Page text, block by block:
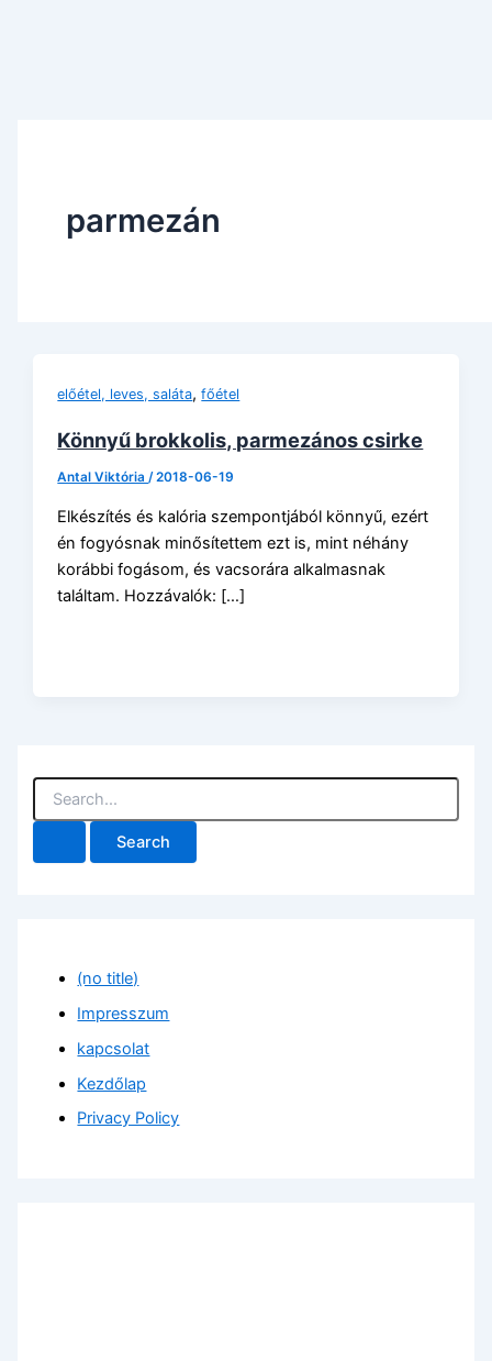
parmezán
előétel, leves, saláta,főétel
Könnyű brokkolis, parmezános csirke
Antal Viktória/2018-06-19
Elkészítés és kalória szempontjából könnyű, ezért
én fogyósnak minősítettem ezt is, mint néhány
korábbi fogásom, és vacsorára alkalmasnak
találtam. Hozzávalók: […]
S
a
(no title)
Impresszum
kapcsolat
Kezdőlap
Privacy Policy